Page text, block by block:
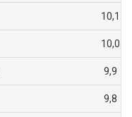
10,1
10,0
9,9
9,8